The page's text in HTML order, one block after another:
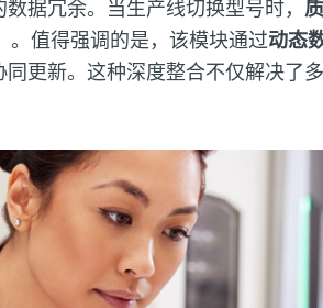
据冗余。当生产线切换型号时，
值得强调的是，该模块通过动态
更新。这种深度整合不仅解决了